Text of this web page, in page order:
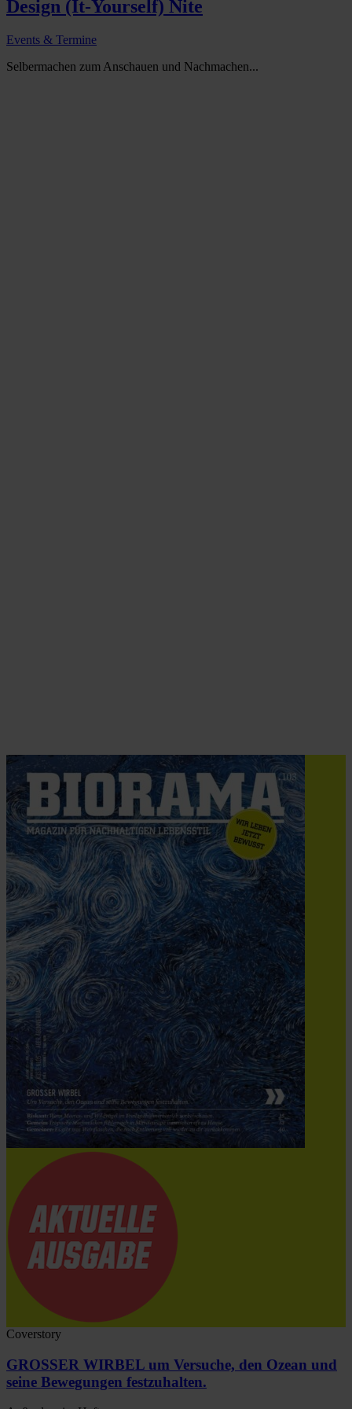
Design (It-Yourself) Nite
Events & Termine
Selbermachen zum Anschauen und Nachmachen...
Coverstory
GROSSER WIRBEL um Versuche, den Ozean und
seine Bewegungen festzuhalten.